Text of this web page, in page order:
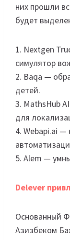
них прошли
будет
1. Nextgen
симулятор
2. Baqa —
детей.
3. MathsHub
для
4. Webapi.ai
5. Alem —
Delever
Основанный
Азизбеком